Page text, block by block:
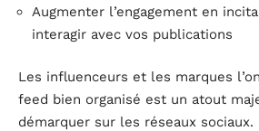
Augmenter l’engagement en
interagir avec vos publications
Les influenceurs et les marques
feed bien organisé est un atout
démarquer sur les réseaux sociaux.